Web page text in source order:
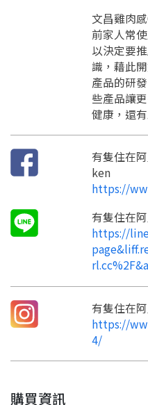
文昌雞肉
前家人常
以決定要
識，藉此
產品的研
些產品讓
健康，還有
有隻住在
ken
https://
有隻住在
https://
有隻住在
https://
4/
購買資訊
要
嗨~這個 LINE
只要驗證手機
返回
請加
請掃描
加入「嘉義
才能繼
點擊
返回
註
註
開始填
填
您的申請資
要申請
查看申請進度
想知道怎麼做
如果你已
點擊「直接申請
直接申請
返